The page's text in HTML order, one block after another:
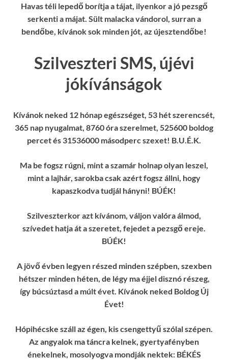
Havas téli lepedő borítja a tájat, ilyenkor a jó pezsgő
serkenti a májat. Sült malacka vándorol, surran a
bendőbe, kívánok sok minden jót, az újesztendőbe!
Szilveszteri SMS, újévi
jókívánságok
Kívánok neked 12 hónap egészséget, 53 hét szerencsét,
365 nap nyugalmat, 8760 óra szerelmet, 525600 boldog
percet és 31536000 másodperc szexet! B.U.É.K.
Ma be fogsz rúgni, mint a szamár holnap olyan leszel,
mint a lajhár, sarokba csak azért fogsz állni, hogy
kapaszkodva tudjál hányni! BÚÉK!
Szilveszterkor azt kívánom, váljon valóra álmod,
szívedet hatja át a szeretet, fejedet a pezsgő ereje.
BÚÉK!
A jövő évben legyen részed minden szépben, szexben
hétszer minden héten, de légy ma éjjel disznó részeg,
így búcsúztasd a múlt évet. Kívánok neked Boldog Új
Évet!
Hópihécske száll az égen, kis csengettyű szólal szépen.
Az angyalok ma táncra kelnek, gyertyafényben
énekelnek, mosolyogva mondják nektek: BÉKÉS